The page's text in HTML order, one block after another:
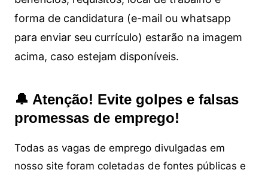
forma de candidatura (e-mail ou whatsapp
para enviar seu currículo) estarão na imagem
acima, caso estejam disponíveis.
🔔 Atenção! Evite golpes e falsas
promessas de emprego!
Todas as vagas de emprego divulgadas em
nosso site foram coletadas de fontes públicas e